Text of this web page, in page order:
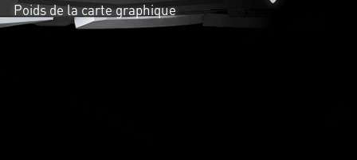
Poids de la carte graphique